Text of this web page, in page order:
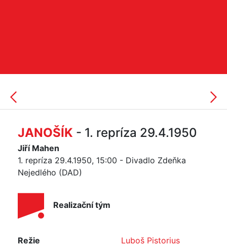
JANOŠÍK - 1. repríza 29.4.1950
Jiří Mahen
1. repríza 29.4.1950, 15:00 - Divadlo Zdeňka
Nejedlého (DAD)
Realizační tým
Režie
Luboš Pistorius